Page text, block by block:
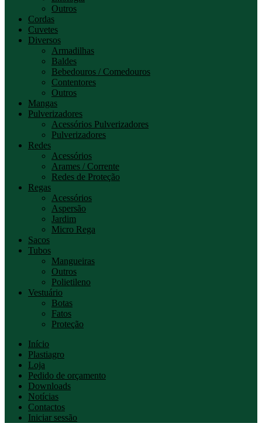
Outros
Cordas
Cuvetes
Diversos
Armadilhas
Baldes
Bebedouros / Comedouros
Contentores
Outros
Mangas
Pulverizadores
Acessórios Pulverizadores
Pulverizadores
Redes
Acessórios
Arames / Corrente
Redes de Proteção
Regas
Acessórios
Aspersão
Jardim
Micro Rega
Sacos
Tubos
Mangueiras
Outros
Polietileno
Vestuário
Botas
Fatos
Proteção
Início
Plastiagro
Loja
Pedido de orçamento
Downloads
Notícias
Contactos
Iniciar sessão